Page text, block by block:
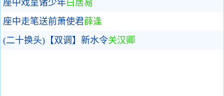
座中戏呈诸少年 白居易
座中走笔送前萧使君薛逢
(二十换头)【双调】新水令关汉卿